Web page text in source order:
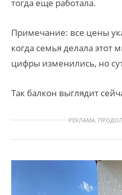
тогда еще работала.
Примечание: все цены
когда семья делала этот
цифры изменились, но
Так балкон выглядит
РЕКЛАМА.